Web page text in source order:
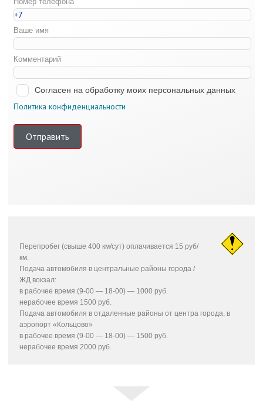
Ваше имя
Комментарий
Согласен на обработку моих персональных данных
Политика конфиденциальности
Отправить
Перепробег (свыше 400 км/сут) оплачивается 15 руб/
км.
Подача автомобиля в центральные районы города /
ЖД вокзал:
в рабочее время (9-00 — 18-00) — 1000 руб.
нерабочее время 1500 руб.
Подача автомобиля в отдаленные районы от центра города, в
аэропорт «Кольцово»
в рабочее время (9-00 — 18-00) — 1500 руб.
нерабочее время 2000 руб.